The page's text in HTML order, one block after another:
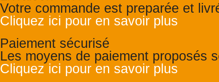
Votre commande est preparée et
Cliquez ici pour en savoir plus
Paiement sécurisé
Les moyens de paiement proposés
Cliquez ici pour en savoir plus